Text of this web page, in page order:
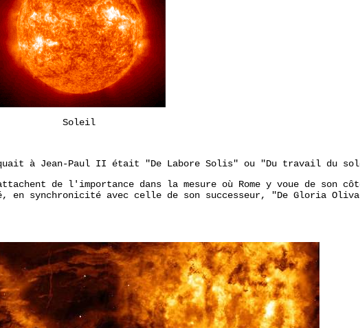
Soleil
à Jean-Paul II était "De Labore Solis" ou "Du travail du
de l'importance dans la mesure où Rome y voue de son
synchronicité avec celle de son successeur, "De Gloria